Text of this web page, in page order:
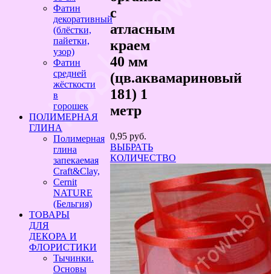
с
атласным
краем
40 мм
(цв.аквамариновый
181) 1
метр
0,95 руб.
ВЫБРАТЬ
КОЛИЧЕСТВО
Фатин
декоративный
(блёстки,
пайетки,
узор)
Фатин
средней
жёсткости
в
горошек
ПОЛИМЕРНАЯ
ГЛИНА
Полимерная
глина
запекаемая
Craft&Clay,
Cernit
NATURE
(Бельгия)
ТОВАРЫ
ДЛЯ
ДЕКОРА И
ФЛОРИСТИКИ
Тычинки.
Основы